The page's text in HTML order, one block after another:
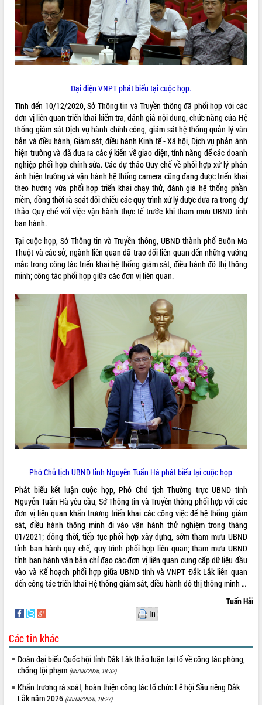
Bàn giải pháp tháo gỡ khó khăn trong
xuất khẩu sầu riêng và triển khai quy
định EUDR
Thứ trưởng Bộ Nông nghiệp và Môi
trường Nguyễn Hoàng Hiệp khảo sát
vùng trồng và doanh nghiệp đóng gói
Trình diễn nghệ thuật chế biến các
món ăn từ sầu riêng
Đắk Lắk công bố Quy hoạch và xúc
tiến đầu tư tỉnh
Ngành cá ngừ Đắk Lắk chủ động thích
ứng để giữ vững thị trường xuất khẩu
Diễn đàn Kinh tế tư nhân Việt Nam đột
phá cơ chế - Hợp tác công tư
Đề án 06 tạo bước ngoặt đột phá trong
cải cách hành chính tỉnh Đắk Lắk
Kết nối tour, đẩy mạnh chuyển đổi số
để phát triển du lịch Đắk Lắk
Khởi động Dự án Đầu tư xây dựng hạ
tầng kỹ thuật Cụm công nghiệp Tân
Tiến
Gặp mặt các cơ quan báo chí nhân Kỷ
niệm 101 năm Ngày Báo chí Cách
mạng Việt Nam
Đắk Lắk sơ kết 4 năm triển khai thực
hiện Đề án 06 của Chính phủ
Họp báo thông tin về Hội nghị Công bố
Quy hoạch và Xúc tiến đầu tư tỉnh Đắk
Khơi thông điểm nghẽn, đẩy nhanh
giải ngân vốn khắc phục thiên tai
HĐND tỉnh thông qua điều chỉnh Quy
hoạch tỉnh thời kỳ 2021-2030
Hội thảo góp ý hồ sơ điều chỉnh quy
tầm nhìn đến năm 2050
Nâng cao hiệu quả hoạt động của các
doanh nghiệp nhà nước
Hội nghị triển khai kết nối mạng
truyền số liệu chuyên dùng phục vụ cơ
quan Đảng, Nhà nước
Lễ phát động chuỗi hoạt động chung
tay làm sạch môi trường
Xã Ea Kar bước chuyển mình trong
công tác cải cách hành chính mô hình
UBND tỉnh họp báo định kỳ tháng 4
năm 2026
Hội thảo khoa học “Giải pháp thúc đẩy
Đắk Lắk”
Tăng cường giám sát, đôn đốc thực
hiện nhiệm vụ quản lý tài sản công
hàng tuần
Tất cả:
66031755
Đại diện VNPT phát biểu tại cuộc họp.
Tính đến 10/12/2020, Sở Thông tin và Truyền thông đã phối hợp với các
đơn vị liên quan triển khai kiểm tra, đánh giá nội dung, chức năng của Hệ
thống giám sát Dịch vụ hành chính công, giám sát hệ thống quản lý văn
bản và điều hành, Giám sát, điều hành Kinh tế - Xã hội, Dịch vụ phản ánh
hiện trường và đã đưa ra các ý kiến về giao diện, tính năng để các doanh
nghiệp phối hợp chỉnh sửa. Các dự thảo Quy chế về phối hợp xử lý phản
ánh hiện trường và vận hành hệ thống camera cũng đang được triển khai
theo hướng vừa phối hợp triển khai chạy thử, đánh giá hệ thống phần
mềm, đồng thời rà soát đối chiếu các quy trình xử lý được đưa ra trong dự
thảo Quy chế với việc vận hành thực tế trước khi tham mưu UBND tỉnh
ban hành.
Tại cuộc họp, Sở Thông tin và Truyền thông, UBND thành phố Buôn Ma
Thuột và các sở, ngành liên quan đã trao đổi liên quan đến những vướng
mắc trong công tác triển khai hệ thống giám sát, điều hành đô thị thông
minh; công tác phối hợp giữa các đơn vị liên quan.
Phó Chủ tịch UBND tỉnh Nguyễn Tuấn Hà phát biểu tại cuộc họp
Phát biểu kết luận cuộc họp, Phó Chủ tịch Thường trực UBND tỉnh
Nguyễn Tuấn Hà yêu cầu, Sở Thông tin và Truyền thông phối hợp với các
đơn vị liên quan khẩn trương triển khai các công việc để hệ thống giám
sát, điều hành thông minh đi vào vận hành thử nghiệm trong tháng
01/2021; đồng thời, tiếp tục phối hợp xây dựng, sớm tham mưu UBND
tỉnh ban hành quy chế, quy trình phối hợp liên quan; tham mưu UBND
tỉnh ban hành văn bản chỉ đạo các đơn vị liên quan cung cấp dữ liệu đầu
vào và Kế hoạch phối hợp giữa UBND tỉnh và VNPT Đắk Lắk liên quan
đến công tác triển khai Hệ thống giám sát, điều hành đô thị thông minh …
Tuấn Hải
In
Các tin khác
Đoàn đại biểu Quốc hội tỉnh Đắk Lắk thảo luận tại tổ về công tác phòng,
chống tội phạm (06/08/2026, 18:32)
Khẩn trương rà soát, hoàn thiện công tác tổ chức Lễ hội Sầu riêng Đắk
Lắk năm 2026 (06/08/2026, 18:27)